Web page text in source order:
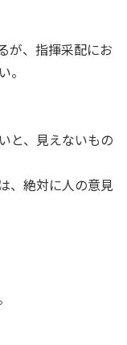
が、指揮采配にお
。
と、見えないもの
、絶対に人の意見